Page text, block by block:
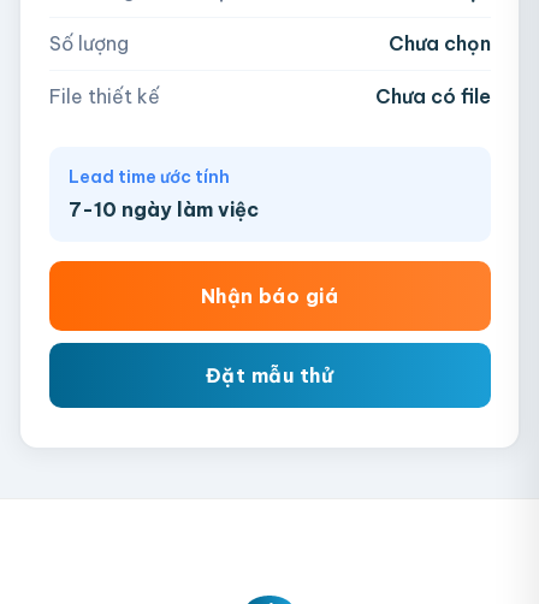
Số lượng Chưa chọn
File thiết kế Chưa có file
Lead time ước tính
7-10 ngày làm việc
Nhận báo giá
Đặt mẫu thử